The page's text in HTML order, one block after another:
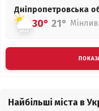
Дніпропетровська
30° 21°
Найбільші міста в